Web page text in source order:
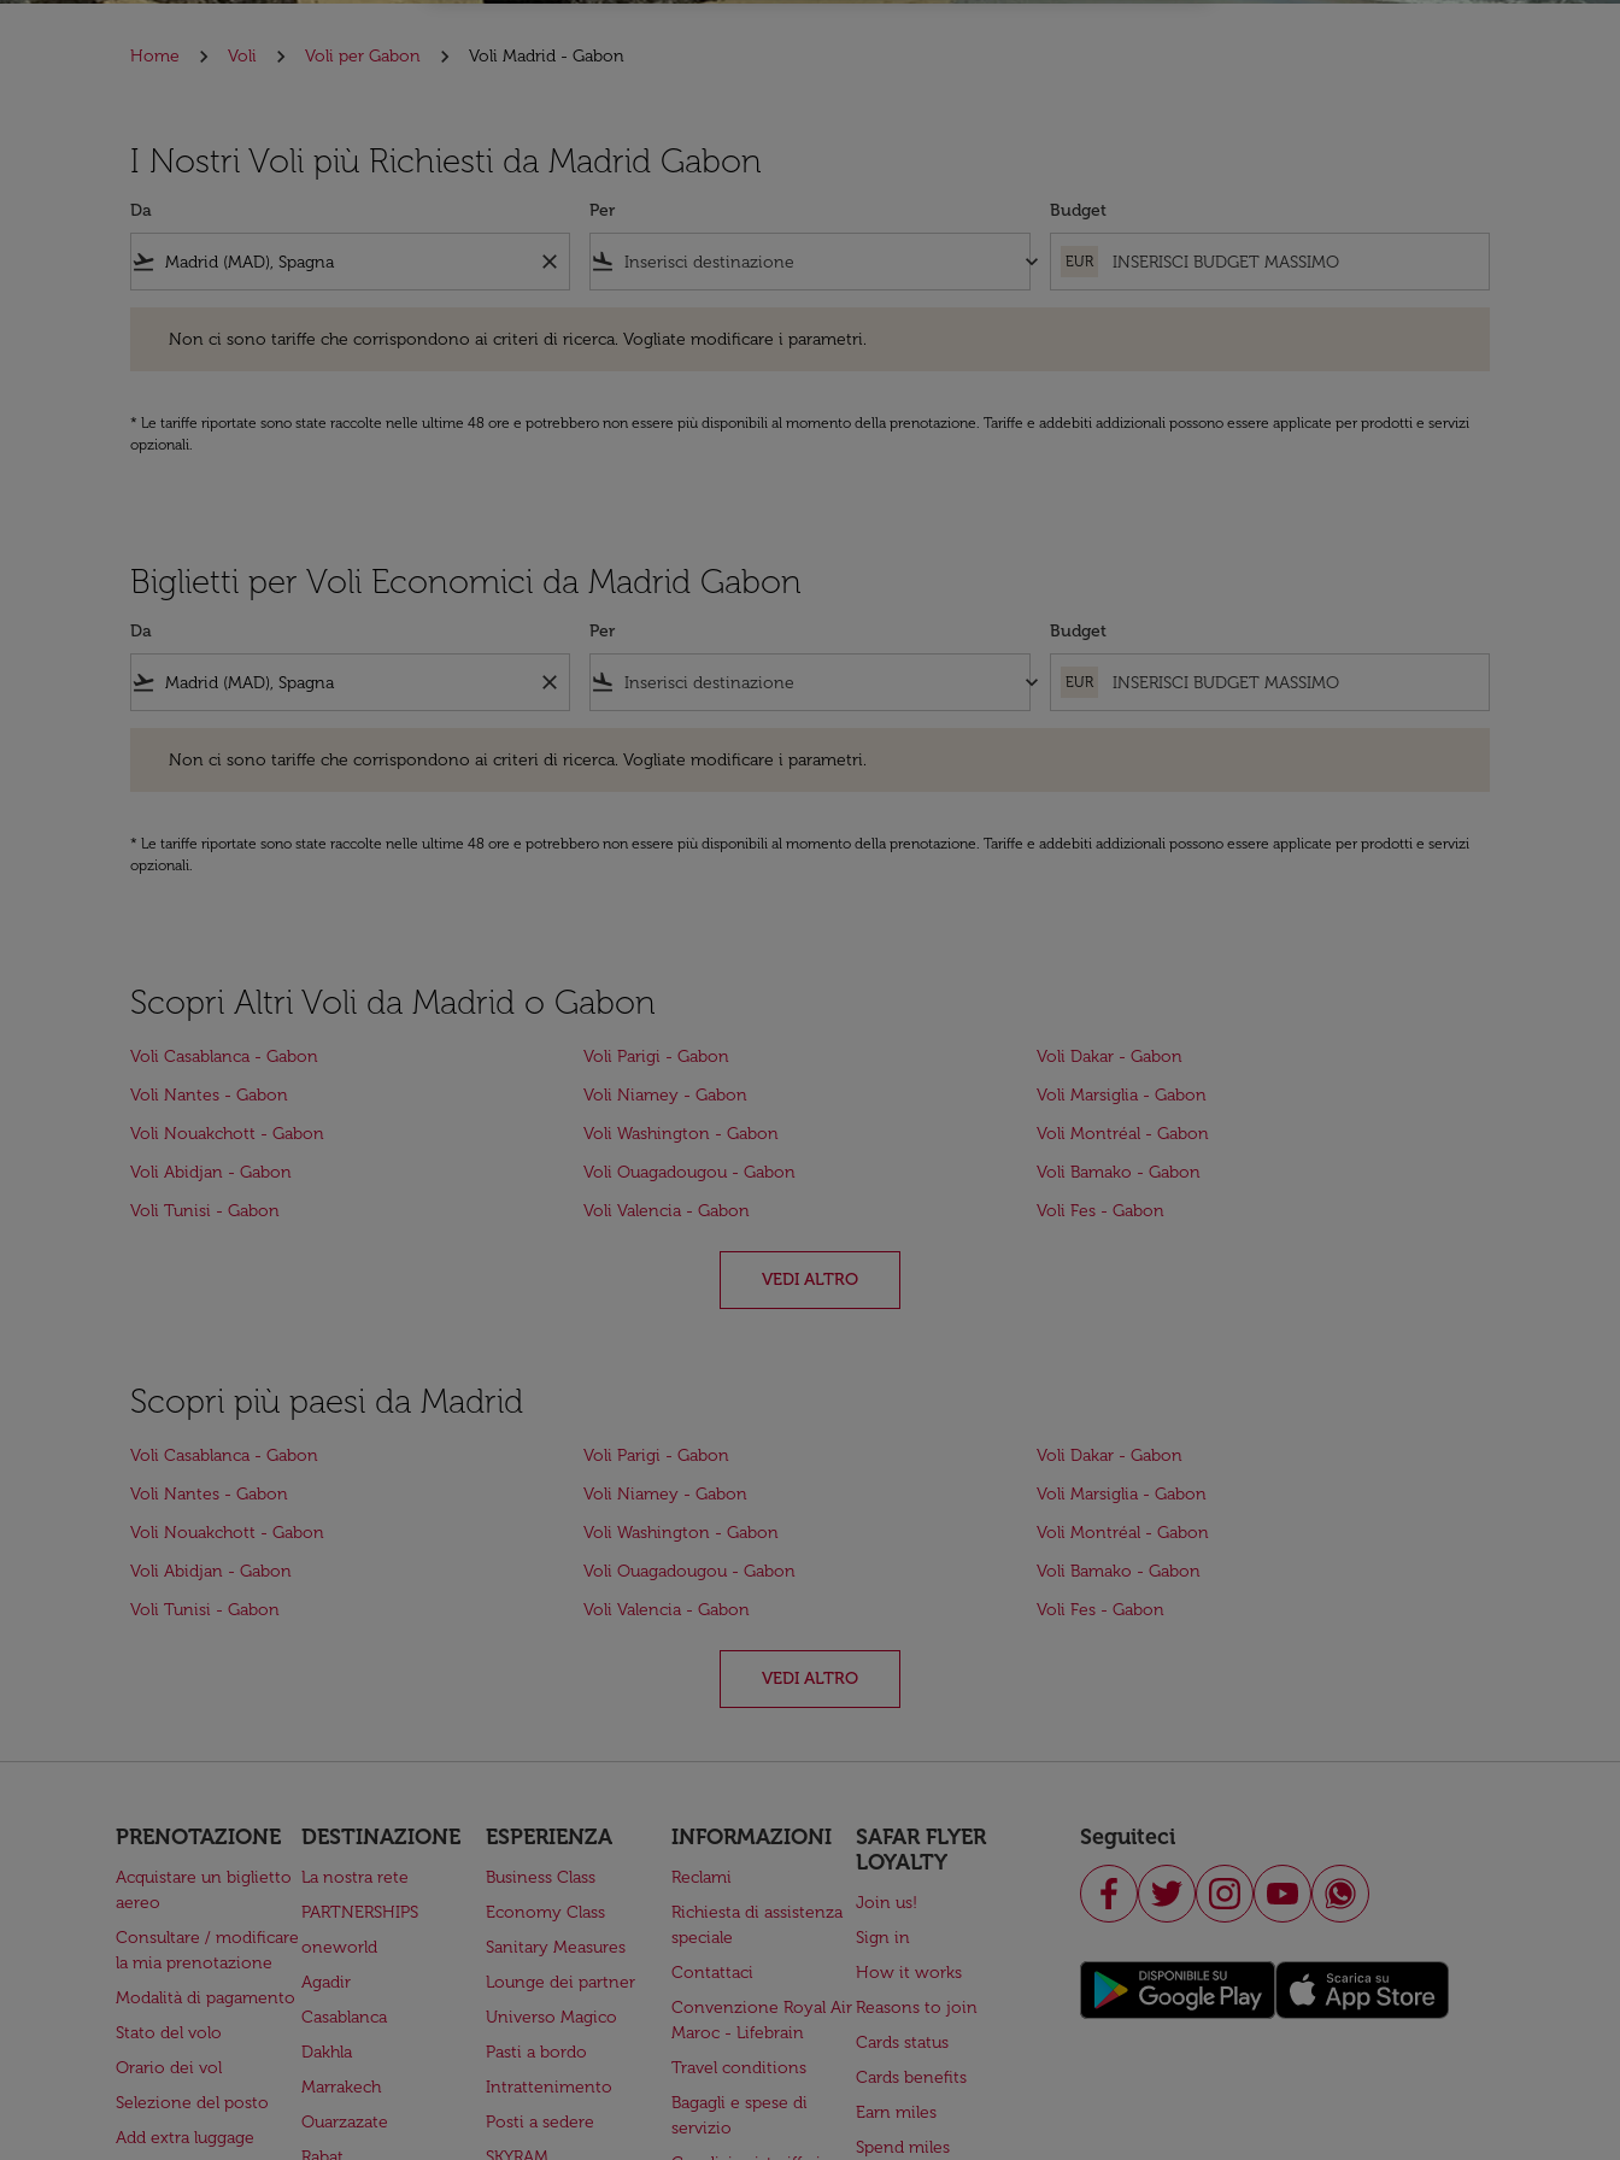
Home Voli Voli per Gabon Voli Madrid - Gabon
I Nostri Voli più Richiesti da Madrid Gabon
Da
flight_takeoff close
Per
flight_land keyboard_arrow_down
Budget
EUR
Non ci sono tariffe che corrispondono ai criteri di ricerca. Vogliate modificare i parametri.
* Le tariffe riportate sono state raccolte nelle ultime 48 ore e potrebbero non essere più disponibili al momento della prenotazione. Tariffe e addebiti addizionali possono essere applicate per prodotti e servizi
opzionali.
Biglietti per Voli Economici da Madrid Gabon
Da
flight_takeoff close
Per
flight_land keyboard_arrow_down
Budget
EUR
Non ci sono tariffe che corrispondono ai criteri di ricerca. Vogliate modificare i parametri.
* Le tariffe riportate sono state raccolte nelle ultime 48 ore e potrebbero non essere più disponibili al momento della prenotazione. Tariffe e addebiti addizionali possono essere applicate per prodotti e servizi
opzionali.
Scopri Altri Voli da Madrid o Gabon
Voli Casablanca - Gabon Voli Parigi - Gabon
Voli Dakar - Gabon
Voli Nantes - Gabon
Voli Niamey - Gabon
Voli Marsiglia - Gabon
Voli Nouakchott - Gabon
Voli Washington - Gabon
Voli Montréal - Gabon
Voli Abidjan - Gabon
Voli Ouagadougou - Gabon
Voli Bamako - Gabon
Voli Tunisi - Gabon
Voli Valencia - Gabon Voli Fes - Gabon
VEDI ALTRO
Scopri più paesi da Madrid
Voli Casablanca - Gabon Voli Parigi - Gabon
Voli Dakar - Gabon
Voli Nantes - Gabon
Voli Niamey - Gabon
Voli Marsiglia - Gabon
Voli Nouakchott - Gabon
Voli Washington - Gabon
Voli Montréal - Gabon
Voli Abidjan - Gabon
Voli Ouagadougou - Gabon
Voli Bamako - Gabon
Voli Tunisi - Gabon
Voli Valencia - Gabon Voli Fes - Gabon
VEDI ALTRO
PRENOTAZIONE
Acquistare un biglietto
aereo
Consultare / modificare
la mia prenotazione
Modalità di pagamento
Stato del volo
Orario dei vol
Selezione del posto
Add extra luggage
DESTINAZIONE
La nostra rete
PARTNERSHIPS
oneworld
Agadir
Casablanca
Dakhla
Marrakech
Ouarzazate
ESPERIENZA
Business Class
Economy Class
Sanitary Measures
Lounge dei partner
Universo Magico
Pasti a bordo
Intrattenimento
Posti a sedere
INFORMAZIONI
Reclami
Richiesta di assistenza
speciale
Contattaci
Convenzione Royal Air
Maroc - Lifebrain
Travel conditions
Bagagli e spese di
servizio
SAFAR FLYER
LOYALTY
Join us!
Sign in
How it works
Reasons to join
Cards status
Cards benefits
Earn miles
Spend miles
Seguiteci